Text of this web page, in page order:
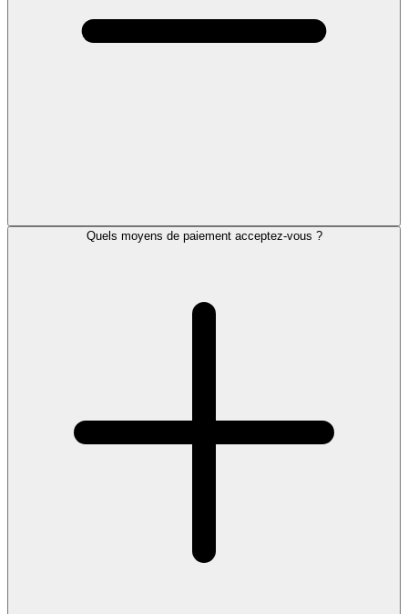
Quels moyens de paiement acceptez-vous ?